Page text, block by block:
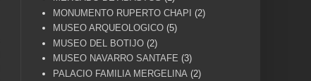
MONUMENTO RUPERTO CHAPI
(2)
MUSEO ARQUEOLOGICO (5)
MUSEO DEL BOTIJO (2)
MUSEO NAVARRO SANTAFE (3)
PALACIO FAMILIA MERGELINA (2)